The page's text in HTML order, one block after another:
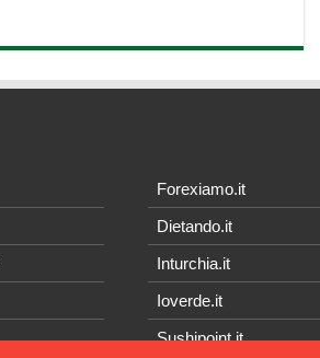
Forexiamo.it
Dietando.it
Inturchia.it
Ioverde.it
Sushipoint.it